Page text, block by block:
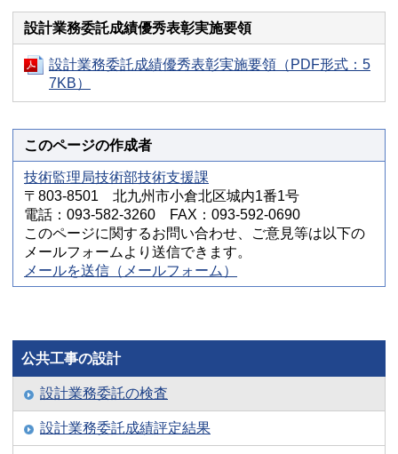
設計業務委託成績優秀表彰実施要領
設計業務委託成績優秀表彰実施要領（PDF形式：5
7KB）
このページの作成者
技術監理局技術部技術支援課
〒803-8501 北九州市小倉北区城内1番1号
電話：093-582-3260 FAX：093-592-0690
このページに関するお問い合わせ、ご意見等は以下の
メールフォームより送信できます。
メールを送信（メールフォーム）
公共工事の設計
設計業務委託の検査
設計業務委託成績評定結果